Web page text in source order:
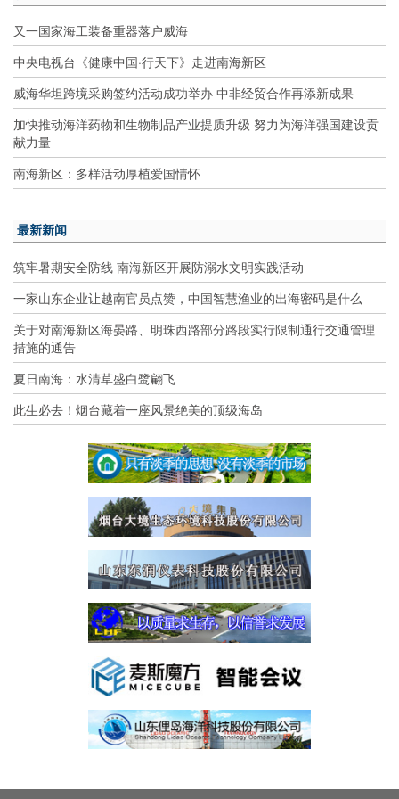
又一国家海工装备重器落户威海
中央电视台《健康中国·行天下》走进南海新区
威海华坦跨境采购签约活动成功举办 中非经贸合作再添新成果
加快推动海洋药物和生物制品产业提质升级 努力为海洋强国建设贡
献力量
南海新区：多样活动厚植爱国情怀
最新新闻
筑牢暑期安全防线 南海新区开展防溺水文明实践活动
一家山东企业让越南官员点赞，中国智慧渔业的出海密码是什么
关于对南海新区海晏路、明珠西路部分路段实行限制通行交通管理
措施的通告
夏日南海：水清草盛白鹭翩飞
此生必去！烟台藏着一座风景绝美的顶级海岛